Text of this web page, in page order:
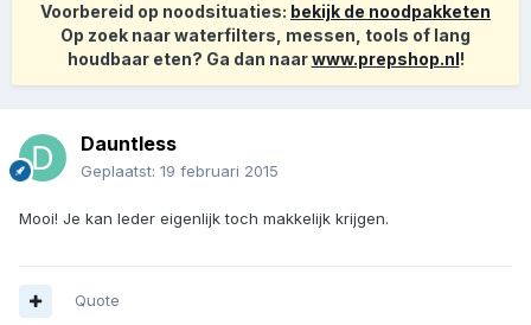
Voorbereid op noodsituaties: bekijk de noodpakketen
Op zoek naar waterfilters, messen, tools of lang
houdbaar eten? Ga dan naarwww.prepshop.nl!
Dauntless
Geplaatst: 19 februari 2015
Mooi! Je kan leder eigenlijk toch makkelijk krijgen.
Quote